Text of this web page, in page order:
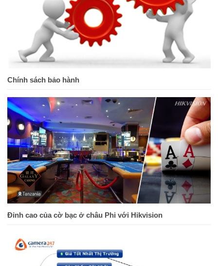
Chính sách bảo hành
Đỉnh cao của cờ bạc ở châu Phi với Hikvision